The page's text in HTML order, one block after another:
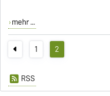
mehr ...
1 2
RSS